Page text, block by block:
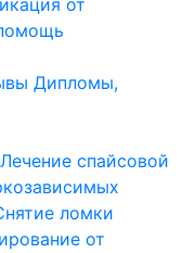
от
Дипломы,
Лечение спайсовой
ломки
от